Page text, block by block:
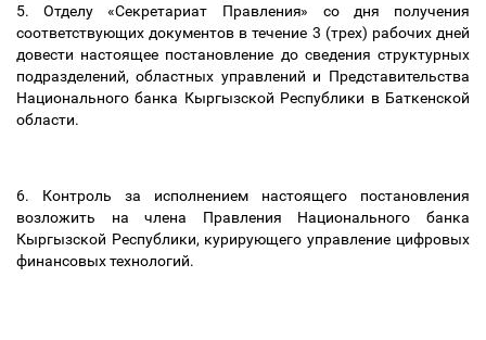
5. Отделу «Секретариат Правления» со дня получения
соответствующих документов в течение 3 (трех) рабочих дней
довести настоящее постановление до сведения структурных
подразделений, областных управлений и Представительства
Национального банка Кыргызской Республики в Баткенской
области.
6. Контроль за исполнением настоящего постановления
возложить на члена Правления Национального банка
Кыргызской Республики, курирующего управление цифровых
финансовых технологий.